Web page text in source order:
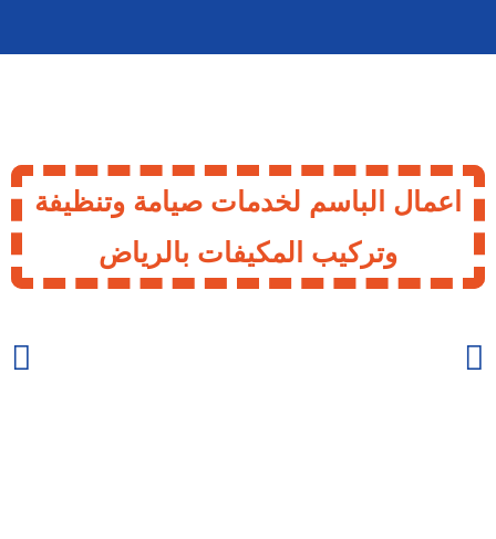
اعمال الباسم لخدمات صيامة وتنظيفة
وتركيب المكيفات بالرياض